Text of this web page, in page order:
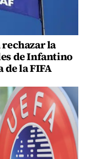
rechazar la
de Infantino
la FIFA